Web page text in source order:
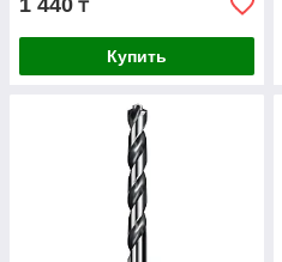
1 440 ₸
Купить